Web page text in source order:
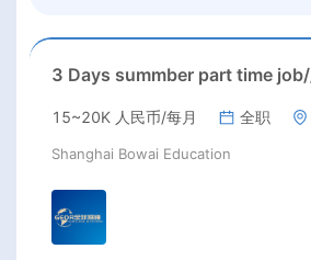
15~20K 人民币/每月 全职
Shanghai Bowai Education